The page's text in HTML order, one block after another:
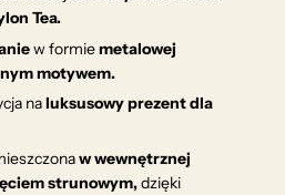
Tea.
w formiemetalowej
motywem.
naluksusowy prezent dla
w wewnętrznej
strunowym,dzięki